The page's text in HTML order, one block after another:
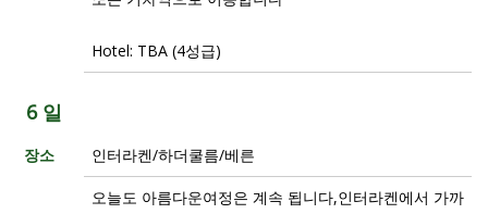
Hotel: TBA (4성급)
6 일
장소 인터라켄/하더쿨름/베른
오늘도 아름다운여정은 계속 됩니다,인터라켄에서 가까